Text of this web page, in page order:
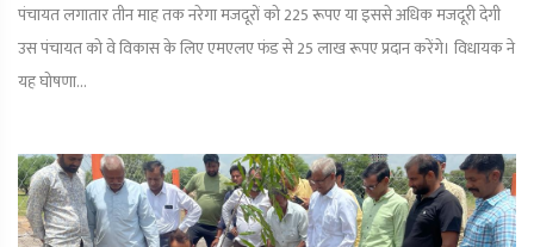
पंचायत लगातार तीन माह तक नरेगा मजदूरों को 225 रूपए या इससे अधिक मजदूरी देगी
उस पंचायत को वे विकास के लिए एमएलए फंड से 25 लाख रूपए प्रदान करेंगे। विधायक ने
यह घोषणा...